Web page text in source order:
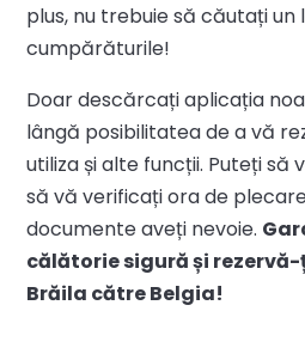
plus, nu trebuie să căutați
cumpărăturile!
Doar descărcați aplicația
lângă posibilitatea de a vă
utiliza și alte funcții. Puteți
să vă verificați ora de
documente aveți nevoie.
călătorie sigură și
Brăila către Belgia!